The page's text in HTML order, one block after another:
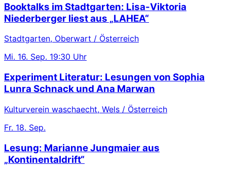
Booktalks im Stadtgarten: Lisa-Viktoria
Niederberger liest aus „LAHEA“
Stadtgarten, Oberwart / Österreich
Mi. 16. Sep. 19:30 Uhr
Experiment Literatur: Lesungen von Sophia
Lunra Schnack und Ana Marwan
Kulturverein waschaecht, Wels / Österreich
Fr. 18. Sep.
Lesung: Marianne Jungmaier aus
„Kontinentaldrift“